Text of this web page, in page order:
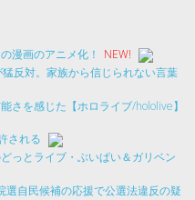
漫画のアニメ化！
NEW!
反対。家族から信じられない言葉
さを感じた【ホロライブ/hololive】
される
っとライブ・ぶいぱい＆ガリベン
選自民候補の応援で公選法違反の疑